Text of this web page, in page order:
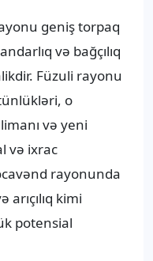
geniş torpaq
və bağçılıq
Füzuli rayonu
o
və yeni
və ixrac
rayonunda
kimi
potensial